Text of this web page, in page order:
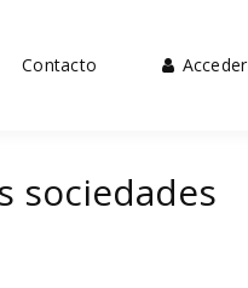
Contacto Acceder
sociedades